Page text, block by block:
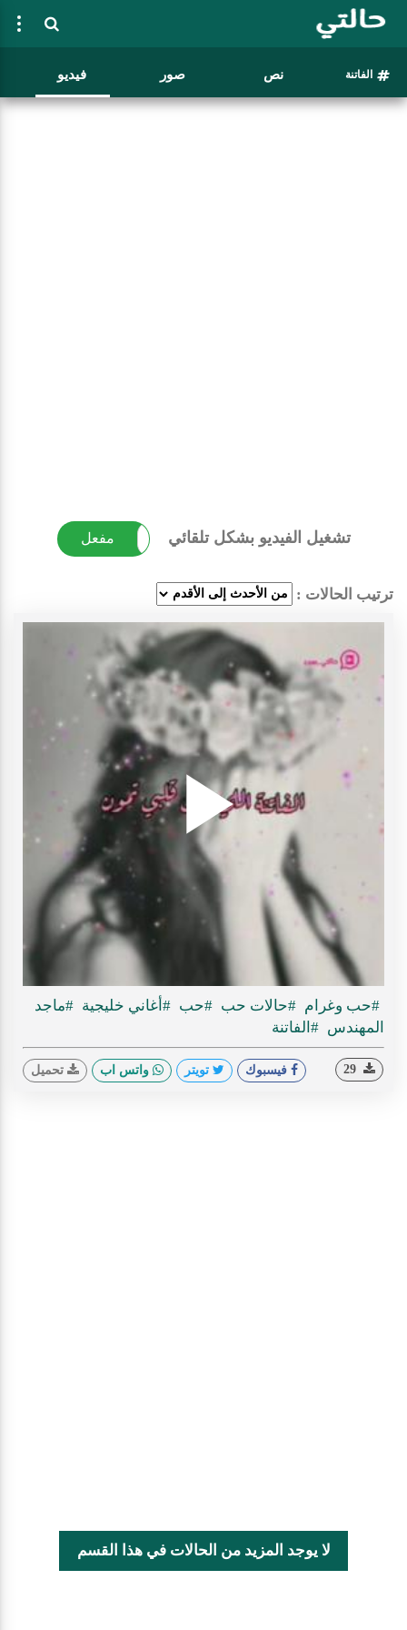
الفاتنة نص صور فيديو
تشغيل الفيديو بشكل تلقائي مفعل غير مفعل
ترتيب الحالات :
Play
#حب وغرام #حالات حب #حب #أغاني خليجية #ماجد
المهندس #الفاتنة
فيسبوك تويتر واتس اب تحميل
لا يوجد المزيد من الحالات في هذا القسم